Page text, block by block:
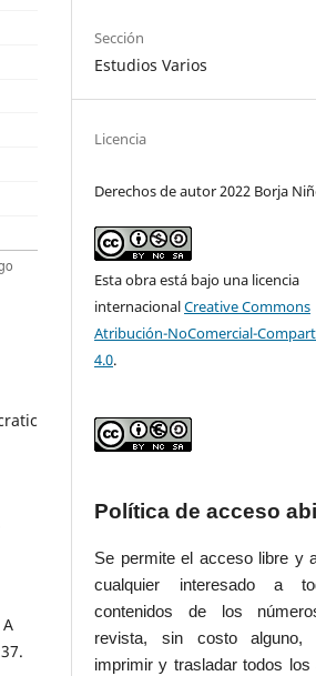
Sección
Estudios Varios
Licencia
Derechos de autor 2022 Borja
Esta obra está bajo una licencia
internacionalCreative Commons
Atribución-NoComercial-
4.0.
Política de acceso
Se permite el acceso libre y
cualquier interesado a
contenidos de los
revista, sin costo alguno,
imprimir y trasladar todos los